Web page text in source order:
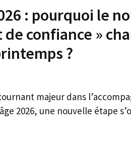
: pourquoi le
confiance »
?
majeur dans
2026, une nouvelle étape